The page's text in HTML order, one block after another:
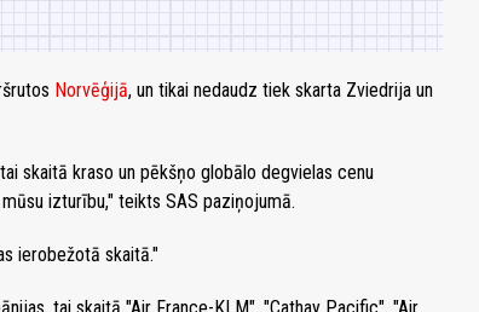
Norvēģijā, un tikai nedaudz tiek skarta Zviedrija un
skaitā kraso un pēkšņo globālo degvielas cenu
izturību," teikts SAS paziņojumā.
ierobežotā skaitā."